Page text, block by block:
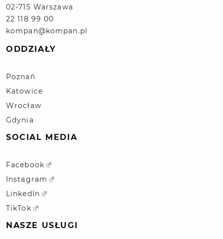
02-715 Warszawa
22 118 99 00
kompan@kompan.pl
ODDZIAŁY
Poznań
Katowice
Wrocław
Gdynia
SOCIAL MEDIA
Facebook
Instagram
LinkedIn
TikTok
NASZE USŁUGI